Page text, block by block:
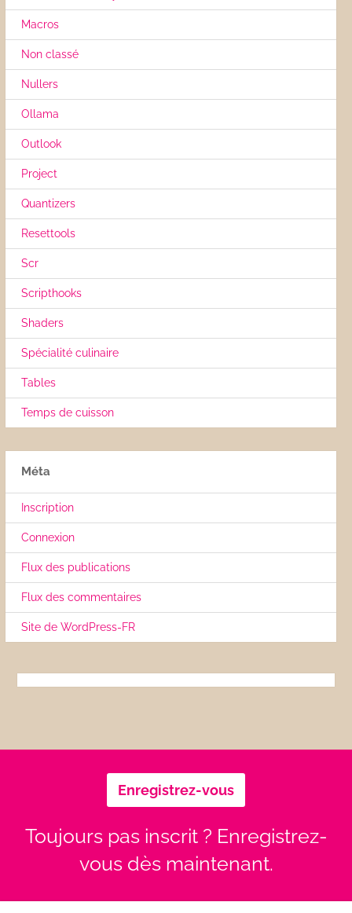
Macros
Non classé
Nullers
Ollama
Outlook
Project
Quantizers
Resettools
Scr
Scripthooks
Shaders
Spécialité culinaire
Tables
Temps de cuisson
Méta
Inscription
Connexion
Flux des publications
Flux des commentaires
Site de WordPress-FR
Enregistrez-vous
Toujours pas inscrit ? Enregistrez-
vous dès maintenant.